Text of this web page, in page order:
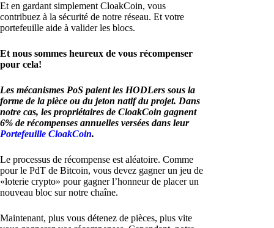
Et en gardant simplement CloakCoin, vous
contribuez à la sécurité de notre réseau. Et votre
portefeuille aide à valider les blocs.
Et nous sommes heureux de vous récompenser
pour cela!
Les mécanismes PoS paient les HODLers sous la
forme de la pièce ou du jeton natif du projet. Dans
notre cas, les propriétaires de CloakCoin gagnent
6% de récompenses annuelles versées dans leur
Portefeuille CloakCoin.
Le processus de récompense est aléatoire. Comme
pour le PdT de Bitcoin, vous devez gagner un jeu de
«loterie crypto» pour gagner l’honneur de placer un
nouveau bloc sur notre chaîne.
Maintenant, plus vous détenez de pièces, plus vite